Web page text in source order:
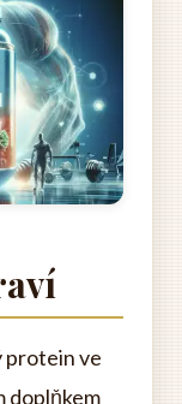
protein ve
doplňkem